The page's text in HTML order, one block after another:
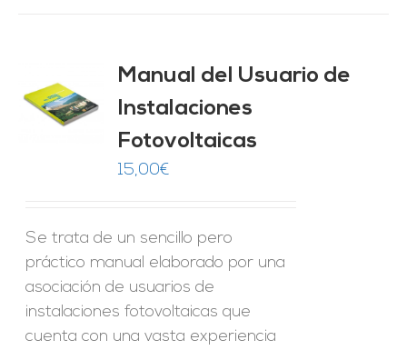
Manual del Usuario de
Instalaciones
Fotovoltaicas
15,00€
Se trata de un sencillo pero
práctico manual elaborado por una
asociación de usuarios de
instalaciones fotovoltaicas que
cuenta con una vasta experiencia